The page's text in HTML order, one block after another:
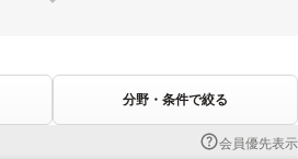
分野・条件で絞る
会員優先表示